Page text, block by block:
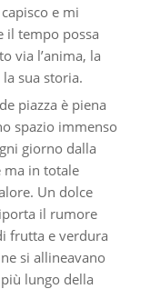
e mi
il tempo possa
via l’anima, la
sua storia.
piazza è piena
spazio immenso
giorno dalla
ma in totale
Un dolce
il rumore
frutta e verdura
si allineavano
lungo della